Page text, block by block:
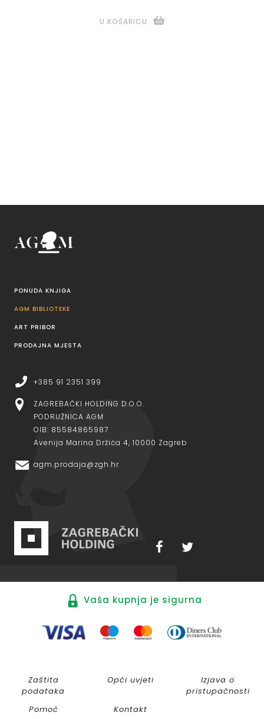
U KOŠARICU
PONUDA KNJIGA
AGM BIBLIOTEKE
ART PRIBOR
PRODAJNA MJESTA
+385 91 2351 399
ZAGREBAČKI HOLDING D.O.O.
PODRUŽNICA AGM
OIB: 85584865987
Avenija Marina Držića 4, 10000 Zagreb
agm.prodaja@zgh.hr
Vaša kupnja je sigurna
Zaštita
podataka
Opći uvjeti
Izjava o
pristupačnosti
Pomoć
Kontakt